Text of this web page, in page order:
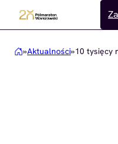
»Aktualności»10 tysięcy